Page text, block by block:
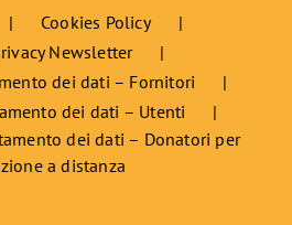
Cookies Policy
Newsletter
dei dati – Fornitori
dei dati – Utenti
dei dati – Donatori per
a distanza